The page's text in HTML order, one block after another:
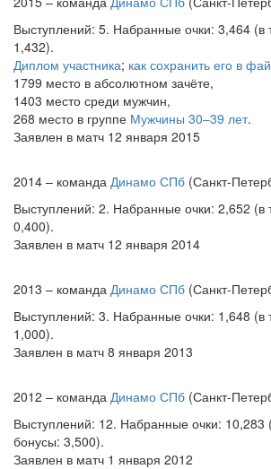
Выступлений: 5. Набранные очки: 3,464 (в
1,432).
Диплом участника; как сохранить его в
1799 место в абсолютном зачёте,
1403 место среди мужчин,
268 место в группе Мужчины 30–39 лет.
Заявлен в матч 12 января 2015
2014 – команда Динамо СПб (Санкт-
Выступлений: 2. Набранные очки: 2,652 (в
0,400).
Заявлен в матч 12 января 2014
2013 – команда Динамо СПб (Санкт-
Выступлений: 3. Набранные очки: 1,648 (в
1,000).
Заявлен в матч 8 января 2013
2012 – команда Динамо СПб (Санкт-
Выступлений: 12. Набранные очки: 10,283
бонусы: 3,500).
Заявлен в матч 1 января 2012